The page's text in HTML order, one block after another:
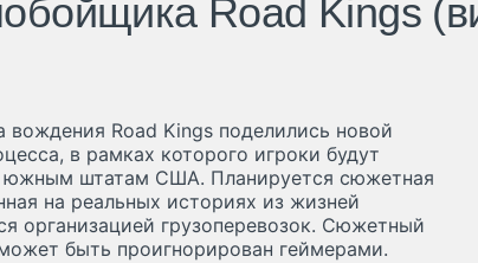
Road Kings
вождения Road Kings поделились новой
в рамках которого игроки будут
южным штатам США. Планируется сюжетная
на реальных историях из жизней
организацией грузоперевозок. Сюжетный
быть проигнорирован геймерами.